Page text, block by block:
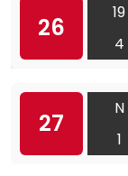
26
19
4
27
N
1